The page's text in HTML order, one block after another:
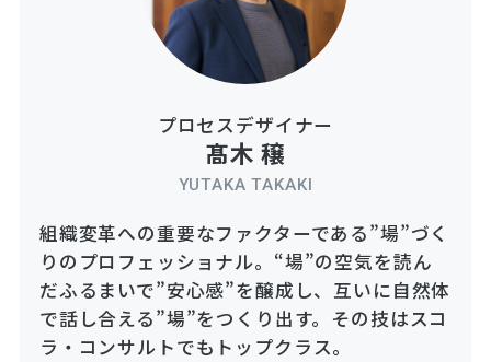
プロセスデザイナー
髙木 穣
YUTAKA TAKAKI
組織変革への重要なファクターである”場”づく
りのプロフェッショナル。“場”の空気を読ん
だふるまいで”安心感”を醸成し、互いに自然体
で話し合える”場”をつくり出す。その技はスコ
ラ・コンサルトでもトップクラス。